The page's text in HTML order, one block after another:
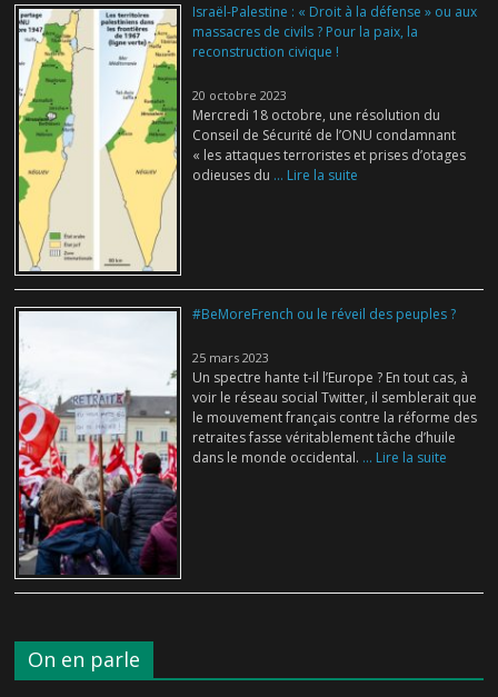
Israël-Palestine : « Droit à la défense » ou aux
massacres de civils ? Pour la paix, la
reconstruction civique !
20 octobre 2023
Mercredi 18 octobre, une résolution du
Conseil de Sécurité de l’ONU condamnant
« les attaques terroristes et prises d’otages
odieuses du ... Lire la suite
#BeMoreFrench ou le réveil des peuples ?
25 mars 2023
Un spectre hante t-il l’Europe ? En tout cas, à
voir le réseau social Twitter, il semblerait que
le mouvement français contre la réforme des
retraites fasse véritablement tâche d’huile
dans le monde occidental. ... Lire la suite
On en parle